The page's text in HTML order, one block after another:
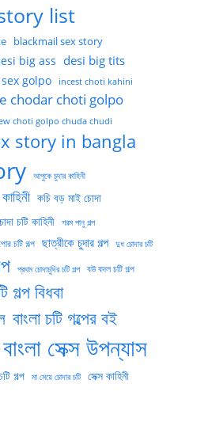
list
blackmail sex story
big ass desi big tits
golpo incest choti kahini
chodar choti golpo
choti golpo chuda chudi
story in bangla
আপুকে চুদার কাহিনী
কচি বড় মাই চোদা
চটি কাহিনী গরম পানু গল্প
চটি গল্প ছাত্রীকে চুদার গল্প দুধ চোদার চটি
প্রথম চোদাচুদির চটি গল্প বউ বদল চটি গল্প
গল্প বিধবা
বাংলা চটি গল্পের বই
বাংলা সেক্স উপন্যাস
গল্প মা মেয়ে চোদার চটি সেক্স কাহিনী